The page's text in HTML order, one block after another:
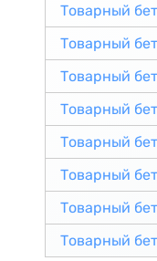
Товарный
Товарный
Товарный
Товарный
Товарный
Товарный
Товарный
Товарный